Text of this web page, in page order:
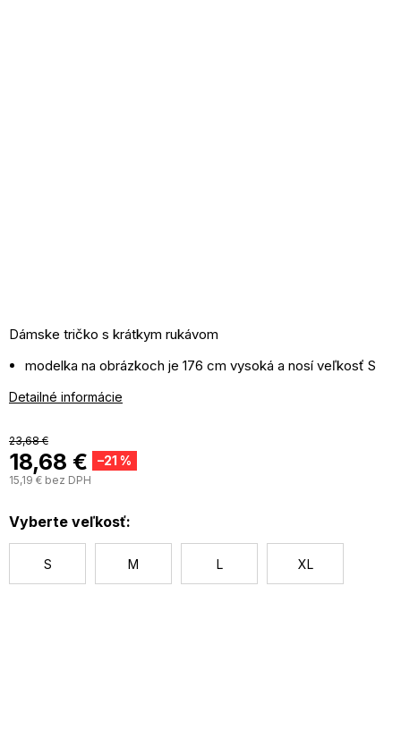
23,68 €
–21 %
18,68 €
15,19 € bez DPH
Vyberte veľkosť:
S M L XL
Dámske tričko s krátkym rukávom
modelka na obrázkoch je 176 cm vysoká a nosí veľkosť S
materiál: 90% bavlna, 10% elastan
Detailné informácie